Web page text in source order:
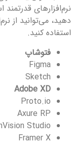
نرم‌افزارهای قدرتمند
دهید، می‌توانید از
استفاده کنید.
فتوشاپ
Figma
Sketch
Adobe XD
Proto.io
Axure RP
Studio
Framer X